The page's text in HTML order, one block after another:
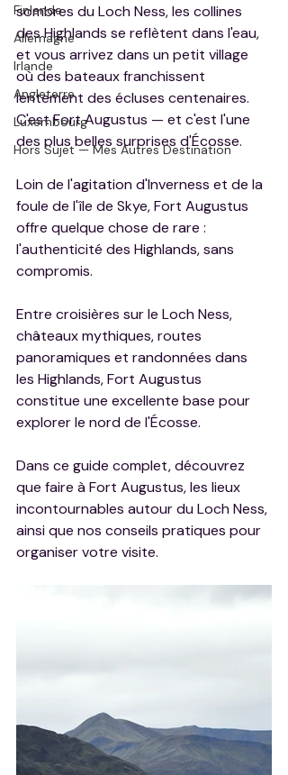
Finlande
Allemagne
Irlande
Angleterre
Luxembourg
Hors Sujet — Mes Autres Destination
sombres du Loch Ness, les collines
des Highlands se reflètent dans l'eau,
et vous arrivez dans un petit village
où des bateaux franchissent
lentement des écluses centenaires.
C'est Fort Augustus — et c'est l'une
des plus belles surprises d'Écosse.
Loin de l'agitation d'Inverness et de la
foule de l'île de Skye, Fort Augustus
offre quelque chose de rare :
l'authenticité des Highlands, sans
compromis.
Entre croisières sur le Loch Ness,
châteaux mythiques, routes
panoramiques et randonnées dans
les Highlands, Fort Augustus
constitue une excellente base pour
explorer le nord de l'Écosse.
Dans ce guide complet, découvrez
que faire à Fort Augustus, les lieux
incontournables autour du Loch Ness,
ainsi que nos conseils pratiques pour
organiser votre visite.